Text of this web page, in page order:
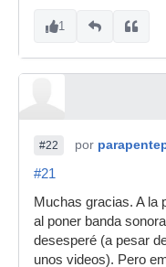
1
#22 por
#21
Muchas gracias. A la
al poner banda
desesperé (a pesar
unos videos). Pero